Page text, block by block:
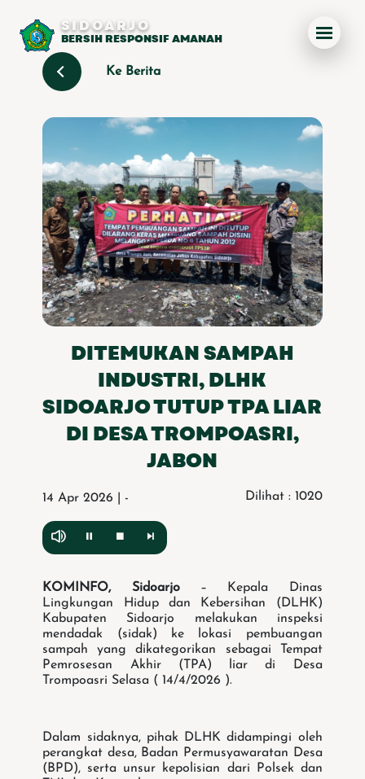
SIDOARJO
BERSIH RESPONSIF AMANAH
Ke Berita
DITEMUKAN SAMPAH
INDUSTRI, DLHK
SIDOARJO TUTUP TPA LIAR
DI DESA TROMPOASRI,
JABON
14 Apr 2026 | - Dilihat : 1020
KOMINFO, Sidoarjo– Kepala Dinas
Lingkungan Hidup dan Kebersihan (DLHK)
Kabupaten Sidoarjo melakukan inspeksi
mendadak (sidak) ke lokasi pembuangan
sampah yang dikategorikan sebagai Tempat
Pemrosesan Akhir (TPA) liar di Desa
Trompoasri Selasa ( 14/4/2026 ).
Dalam sidaknya, pihak DLHK didampingi oleh
perangkat desa, Badan Permusyawaratan Desa
(BPD), serta unsur kepolisian dari Polsek dan